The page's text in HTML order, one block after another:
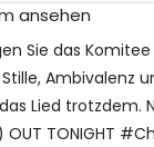
ansehen
Sie das
Ambivalenz
Lied trotzdem.
OUT TONIGHT